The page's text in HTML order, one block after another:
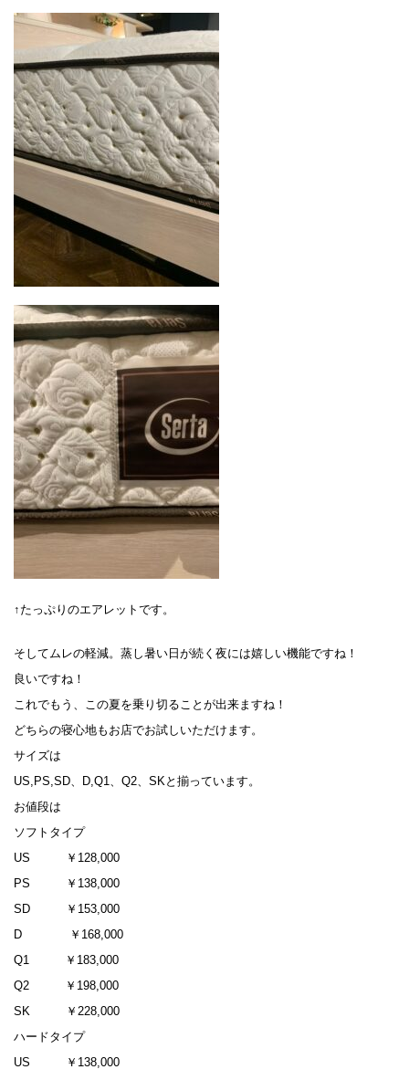
↑たっぷりのエアレットです。
そしてムレの軽減。蒸し暑い日が続く夜には嬉しい機能ですね！
良いですね！
これでもう、この夏を乗り切ることが出来ますね！
どちらの寝心地もお店でお試しいただけます。
サイズは
US,PS,SD、D,Q1、Q2、SKと揃っています。
お値段は
ソフトタイプ
US ￥128,000
PS ￥138,000
SD ￥153,000
D ￥168,000
Q1 ￥183,000
Q2 ￥198,000
SK ￥228,000
ハードタイプ
US ￥138,000